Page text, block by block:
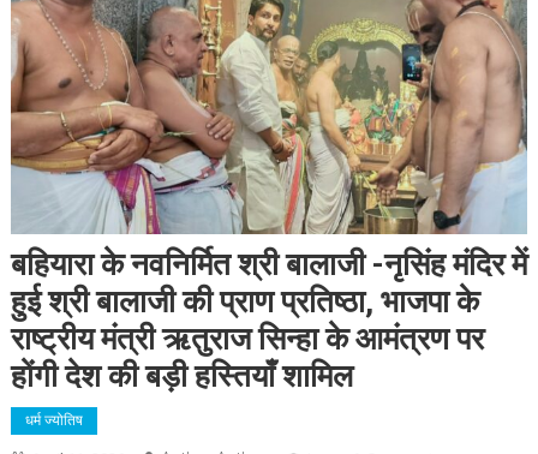
बहियारा के नवनिर्मित श्री बालाजी -नृसिंह मंदिर में
हुई श्री बालाजी की प्राण प्रतिष्ठा, भाजपा के
राष्ट्रीय मंत्री ऋतुराज सिन्हा के आमंत्रण पर
होंगी देश की बड़ी हस्तियाँ शामिल
धर्म ज्योतिष